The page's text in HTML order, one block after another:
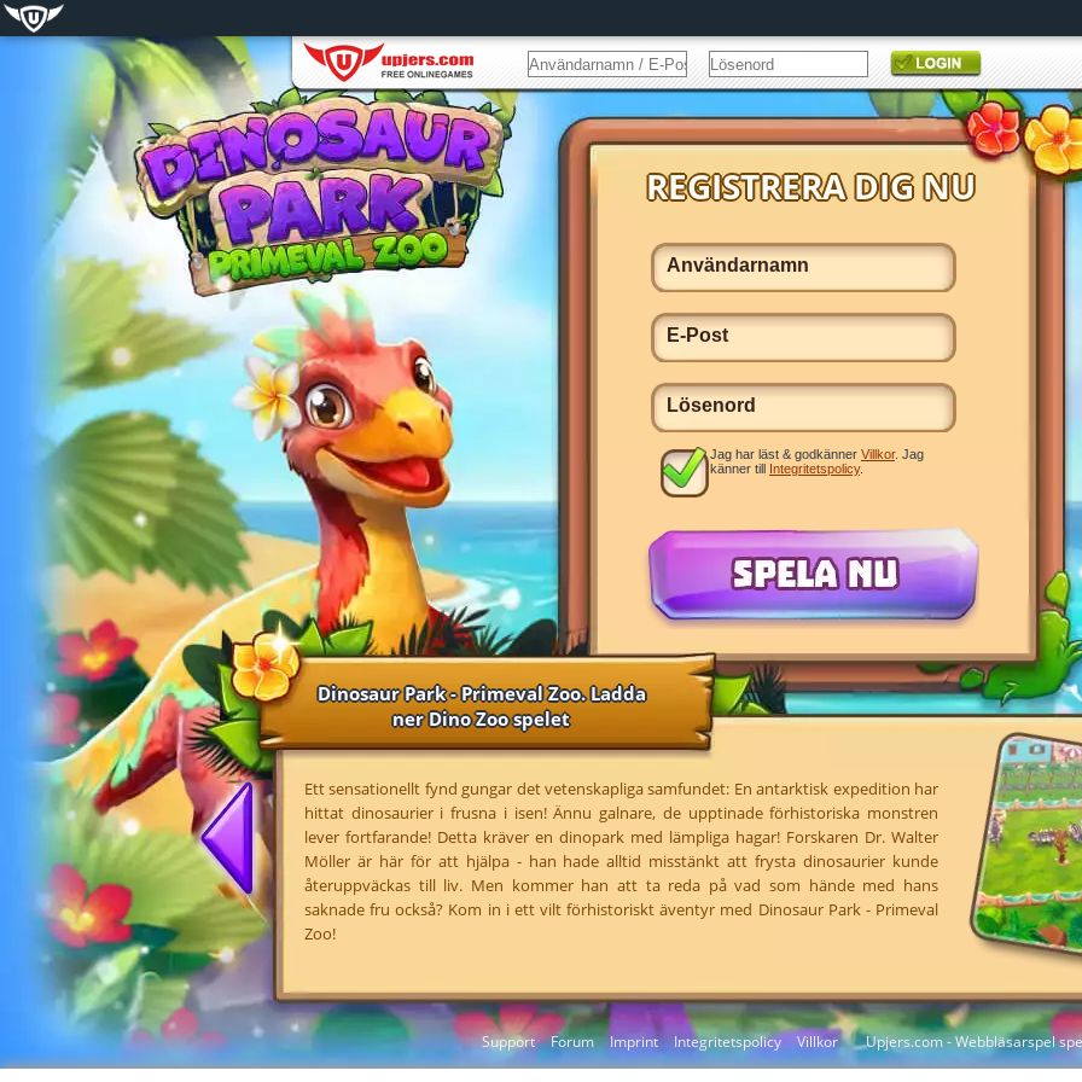
Support Forum Imprint Integritetspolicy Villkor Upjers.com - Webbläsarspel
Dinosaur Park - Primeval Zoo. Ladda
ner Dino Zoo spelet
Ett sensationellt fynd gungar det vetenskapliga samfundet: En antarktisk expedition har
hittat dinosaurier i frusna i isen! Ännu galnare, de upptinade förhistoriska monstren
lever fortfarande! Detta kräver en dinopark med lämpliga hagar! Forskaren Dr. Walter
Möller är här för att hjälpa - han hade alltid misstänkt att frysta dinosaurier kunde
återuppväckas till liv. Men kommer han att ta reda på vad som hände med hans
saknade fru också? Kom in i ett vilt förhistoriskt äventyr med Dinosaur Park - Primeval
Zoo!
Jag har läst & godkänner Villkor. Jag
känner till Integritetspolicy.